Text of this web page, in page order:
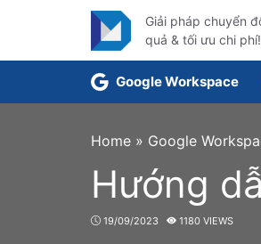
Giải pháp chuyển
quả & tối ưu chi phí!
Google Workspace
Home » Google
Hướng
19/09/2023 1180 VIEWS